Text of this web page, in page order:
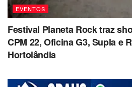
EVENTOS
Festival Planeta Rock traz
CPM 22, Oficina G3, Supla e
Hortolândia